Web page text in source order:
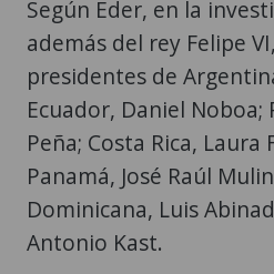
Según Eder, en la
además del rey Felipe
presidentes de
Ecuador, Daniel Noboa;
Peña; Costa Rica, Laura
Panamá, José Raúl
Dominicana, Luis
Antonio Kast.